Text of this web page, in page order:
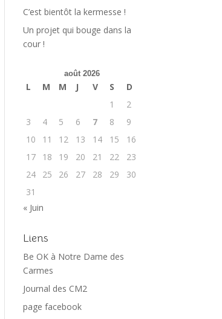
C’est bientôt la kermesse !
Un projet qui bouge dans la
cour !
août 2026
L M M J V S
D
1
2
3
4 5 6 7 8
9
10
11 12 13 14 15
16
17
18 19 20 21 22
23
24
25 26 27 28 29
30
31
« Juin
Liens
Be OK à Notre Dame des
Carmes
Journal des CM2
page facebook